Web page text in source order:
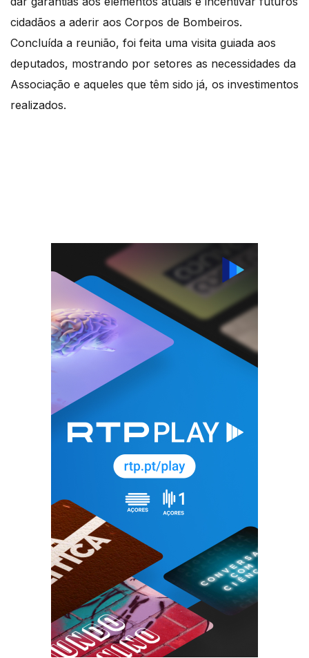
cidadãos a aderir aos Corpos de Bombeiros.
Concluída a reunião, foi feita uma visita guiada aos
deputados, mostrando por setores as necessidades da
Associação e aqueles que têm sido já, os investimentos
realizados.